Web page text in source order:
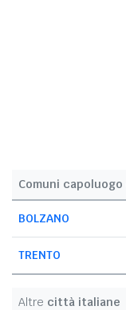
Comuni capoluogo
BOLZANO
TRENTO
Altre città italiane